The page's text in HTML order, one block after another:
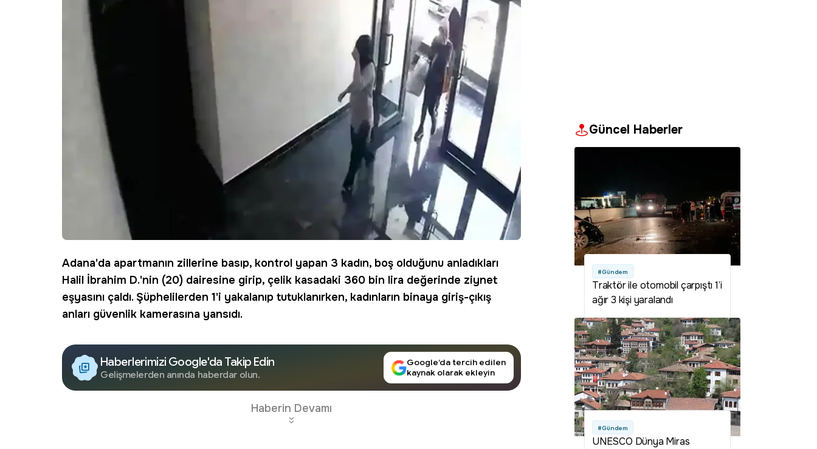
Adana'da apartmanın zillerine basıp, kontrol yapan 3 kadın, boş olduğunu anladıkları
Halil İbrahim D.'nin (20) dairesine girip, çelik kasadaki 360 bin lira değerinde ziynet
eşyasını çaldı. Şüphelilerden 1'i yakalanıp tutuklanırken, kadınların binaya giriş-çıkış
anları güvenlik kamerasına yansıdı.
Haberlerimizi Google'da Takip Edin
Gelişmelerden anında haberdar olun.
Google’da tercih edilen
kaynak olarak ekleyin
Haberin Devamı
Güncel Haberler
#Gündem
Traktör ile otomobil çarpıştı 1’i
ağır 3 kişi yaralandı
#Gündem
UNESCO Dünya Miras